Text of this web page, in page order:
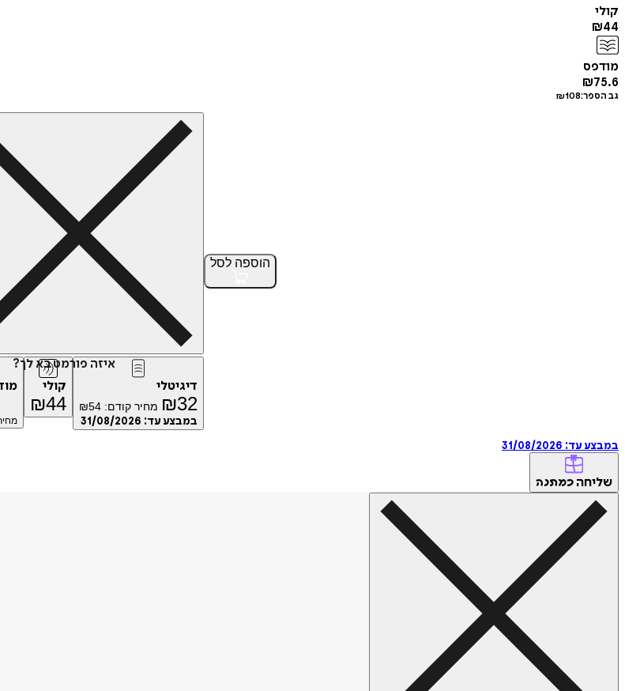
קולי
₪44
מודפס
₪75.6
גב הספר: ₪108
הוספה לסל
איזה פורמט בא לך?
דיגיטלי
₪32 מחיר קודם: ₪54
במבצע עד: 31/08/2026
קולי
₪44
במבצע עד: 31/08/2026
שליחה כמתנה